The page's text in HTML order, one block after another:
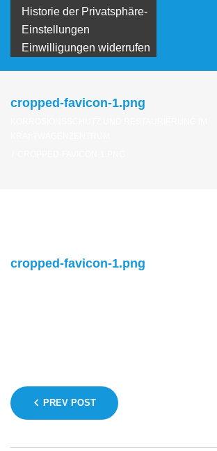
Historie der Privatsphäre-
Einstellungen
Einwilligungen widerrufen
cropped-favicon-1.png
cropped-favicon-1.png
Beitragsnavigation
PREV POST